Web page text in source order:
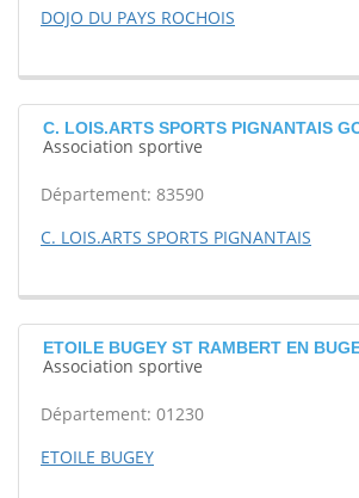
DOJO DU PAYS ROCHOIS
C. LOIS.ARTS SPORTS PIGNANTAIS
Association sportive
Département: 83590
C. LOIS.ARTS SPORTS PIGNANTAIS
ETOILE BUGEY ST RAMBERT EN
Association sportive
Département: 01230
ETOILE BUGEY